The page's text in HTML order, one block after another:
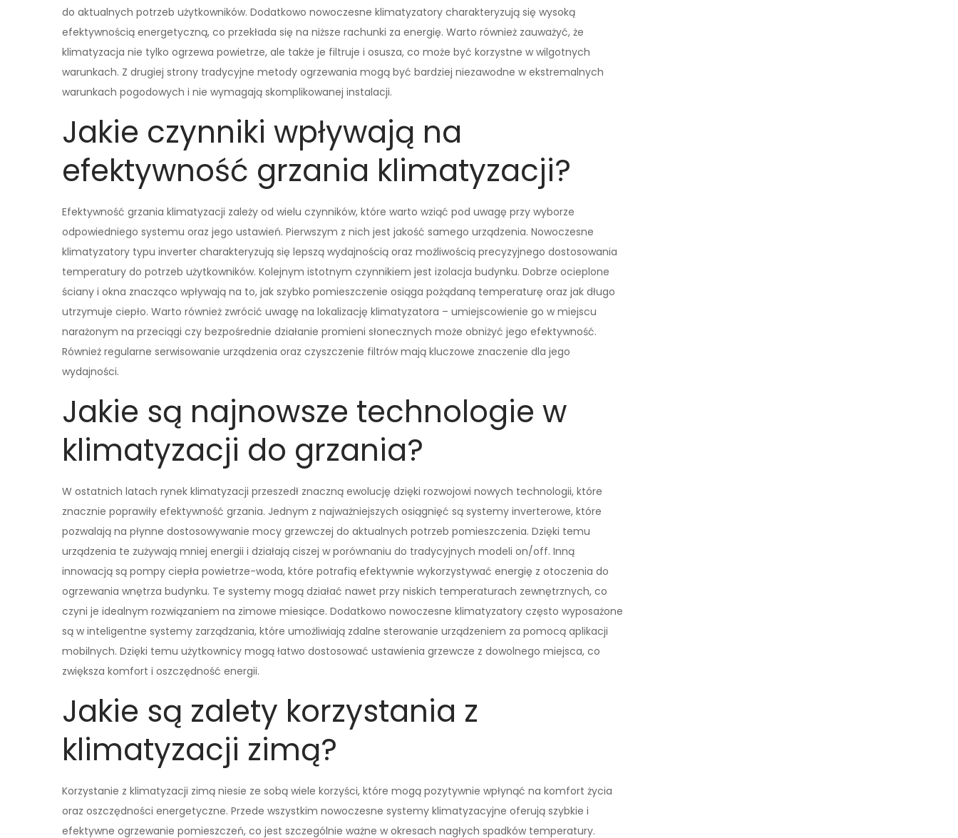
do aktualnych potrzeb użytkowników. Dodatkowo nowoczesne klimatyzatory charakteryzują się wysoką
efektywnością energetyczną, co przekłada się na niższe rachunki za energię. Warto również zauważyć, że
klimatyzacja nie tylko ogrzewa powietrze, ale także je filtruje i osusza, co może być korzystne w wilgotnych
warunkach. Z drugiej strony tradycyjne metody ogrzewania mogą być bardziej niezawodne w ekstremalnych
warunkach pogodowych i nie wymagają skomplikowanej instalacji.
Jakie czynniki wpływają na
efektywność grzania klimatyzacji?
Efektywność grzania klimatyzacji zależy od wielu czynników, które warto wziąć pod uwagę przy wyborze
odpowiedniego systemu oraz jego ustawień. Pierwszym z nich jest jakość samego urządzenia. Nowoczesne
klimatyzatory typu inverter charakteryzują się lepszą wydajnością oraz możliwością precyzyjnego dostosowania
temperatury do potrzeb użytkowników. Kolejnym istotnym czynnikiem jest izolacja budynku. Dobrze ocieplone
ściany i okna znacząco wpływają na to, jak szybko pomieszczenie osiąga pożądaną temperaturę oraz jak długo
utrzymuje ciepło. Warto również zwrócić uwagę na lokalizację klimatyzatora – umiejscowienie go w miejscu
narażonym na przeciągi czy bezpośrednie działanie promieni słonecznych może obniżyć jego efektywność.
Również regularne serwisowanie urządzenia oraz czyszczenie filtrów mają kluczowe znaczenie dla jego
wydajności.
Jakie są najnowsze technologie w
klimatyzacji do grzania?
W ostatnich latach rynek klimatyzacji przeszedł znaczną ewolucję dzięki rozwojowi nowych technologii, które
znacznie poprawiły efektywność grzania. Jednym z najważniejszych osiągnięć są systemy inverterowe, które
pozwalają na płynne dostosowywanie mocy grzewczej do aktualnych potrzeb pomieszczenia. Dzięki temu
urządzenia te zużywają mniej energii i działają ciszej w porównaniu do tradycyjnych modeli on/off. Inną
innowacją są pompy ciepła powietrze-woda, które potrafią efektywnie wykorzystywać energię z otoczenia do
ogrzewania wnętrza budynku. Te systemy mogą działać nawet przy niskich temperaturach zewnętrznych, co
czyni je idealnym rozwiązaniem na zimowe miesiące. Dodatkowo nowoczesne klimatyzatory często wyposażone
są w inteligentne systemy zarządzania, które umożliwiają zdalne sterowanie urządzeniem za pomocą aplikacji
mobilnych. Dzięki temu użytkownicy mogą łatwo dostosować ustawienia grzewcze z dowolnego miejsca, co
zwiększa komfort i oszczędność energii.
Jakie są zalety korzystania z
klimatyzacji zimą?
Korzystanie z klimatyzacji zimą niesie ze sobą wiele korzyści, które mogą pozytywnie wpłynąć na komfort życia
oraz oszczędności energetyczne. Przede wszystkim nowoczesne systemy klimatyzacyjne oferują szybkie i
efektywne ogrzewanie pomieszczeń, co jest szczególnie ważne w okresach nagłych spadków temperatury.